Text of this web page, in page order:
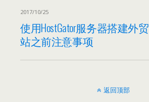
2017/10/25
使用HostGator服务器搭建外
站之前注意事项
返回顶部